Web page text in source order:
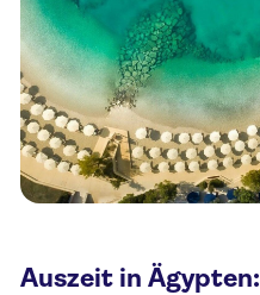
Auszeit in Ägypten: